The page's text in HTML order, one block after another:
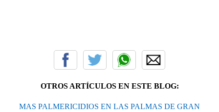
OTROS ARTÍCULOS EN ESTE BLOG:
MAS PALMERICIDIOS EN LAS PALMAS DE GRAN